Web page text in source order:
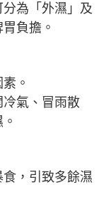
為「外濕」及
負擔。
。
氣、冒雨散
，引致多餘濕